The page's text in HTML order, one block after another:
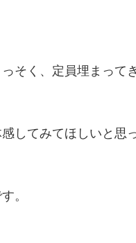
っそく、定員埋まって
してみてほしいと思
。